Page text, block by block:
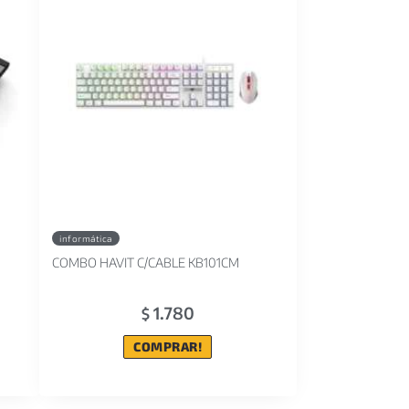
informática
COMBO HAVIT C/CABLE KB101CM
$1.780
COMPRAR!